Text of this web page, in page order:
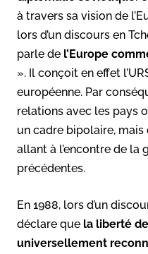
à travers sa vision de
lors d’un discours en
parle de l’Europe
». Il conçoit en effet
européenne. Par
relations avec les pays
un cadre bipolaire, mais
allant à l’encontre de la
précédentes.
En 1988, lors d’un
déclare que la liberté
universellement